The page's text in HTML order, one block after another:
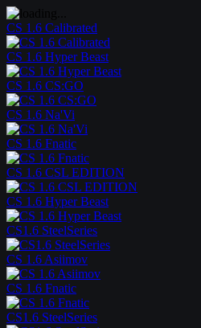
CS 1.6 Calibrated
CS 1.6 Hyper Beast
CS 1.6 CS:GO
CS 1.6 Na'Vi
CS 1.6 Fnatic
CS 1.6 CSL EDITION
CS 1.6 Hyper Beast
CS1.6 SteelSeries
CS 1.6 Asiimov
CS 1.6 Fnatic
CS1.6 SteelSeries